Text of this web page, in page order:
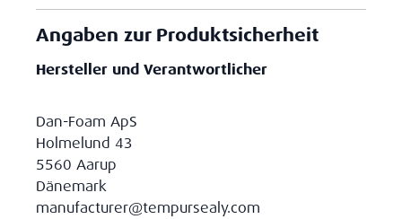
Angaben zur Produktsicherheit
Hersteller und Verantwortlicher
Dan-Foam ApS
Holmelund 43
5560 Aarup
Dänemark
manufacturer@tempursealy.com